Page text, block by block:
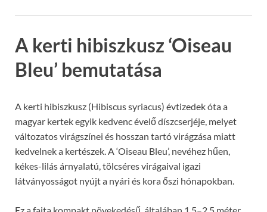
A kerti hibiszkusz ‘Oiseau
Bleu’ bemutatása
A kerti hibiszkusz (Hibiscus syriacus) évtizedek óta a
magyar kertek egyik kedvenc évelő díszcserjéje, melyet
változatos virágszínei és hosszan tartó virágzása miatt
kedvelnek a kertészek. A ‘Oiseau Bleu’, nevéhez hűen,
kékes-lilás árnyalatú, tölcséres virágaival igazi
látványosságot nyújt a nyári és kora őszi hónapokban.